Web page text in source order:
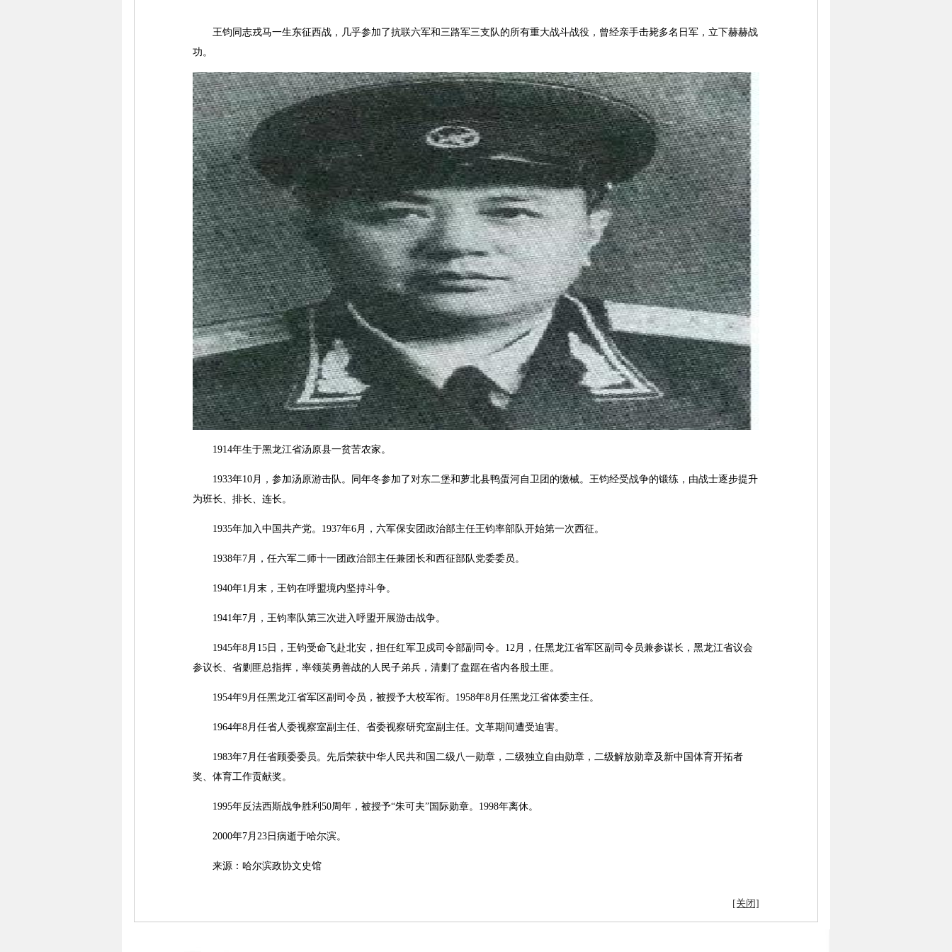
王钧同志戎马一生东征西战，几乎参加了抗联六军和三路军三支队的所有重大战斗战役，曾经亲手击毙多名日军，立下赫赫战
功。
1914年生于黑龙江省汤原县一贫苦农家。
1933年10月，参加汤原游击队。同年冬参加了对东二堡和萝北县鸭蛋河自卫团的缴械。王钧经受战争的锻练，由战士逐步提升
为班长、排长、连长。
1935年加入中国共产党。1937年6月，六军保安团政治部主任王钧率部队开始第一次西征。
1938年7月，任六军二师十一团政治部主任兼团长和西征部队党委委员。
1940年1月末，王钧在呼盟境内坚持斗争。
1941年7月，王钧率队第三次进入呼盟开展游击战争。
1945年8月15日，王钧受命飞赴北安，担任红军卫戍司令部副司令。12月，任黑龙江省军区副司令员兼参谋长，黑龙江省议会
参议长、省剿匪总指挥，率领英勇善战的人民子弟兵，清剿了盘踞在省内各股土匪。
1954年9月任黑龙江省军区副司令员，被授予大校军衔。1958年8月任黑龙江省体委主任。
1964年8月任省人委视察室副主任、省委视察研究室副主任。文革期间遭受迫害。
1983年7月任省顾委委员。先后荣获中华人民共和国二级八一勋章，二级独立自由勋章，二级解放勋章及新中国体育开拓者
奖、体育工作贡献奖。
1995年反法西斯战争胜利50周年，被授予“朱可夫”国际勋章。1998年离休。
2000年7月23日病逝于哈尔滨。
来源：哈尔滨政协文史馆
[关闭]